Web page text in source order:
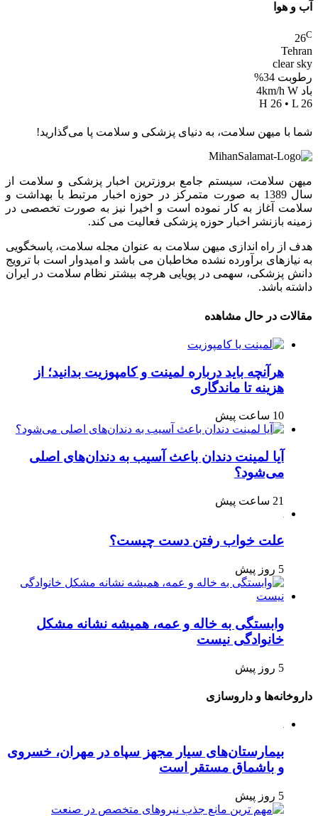
آب و هوا
26C
Tehran
clear sky
رطوبت 34%
باد 4km/h W
H 26 • L 26
شما با میهن سلامت، به دنیای پزشکی و سلامت پا می‌گذارید!
میهن سلامت، سیستم جامع بروزترین اخبار پزشکی و سلامت از
سال 1389 به صورت متمرکز در حوزه اخبار مرتبط با بهداشت و
سلامت آغاز به کار نموده است و اخیرا نیز به صورت تخصصی در
زمینه بازنشر اخبار حوزه پزشکی فعالیت می کند.
هدف از راه اندازی میهن سلامت به عنوان مجله سلامت، پاسخگویی
به نیازهای برآورده نشده مخاطبان می باشد و امیدوار است با ترویج
دانش پزشکی، سهمی در پویایی هرچه بیشتر نظام سلامت در ایران
داشته باشد.
مقالات در حال مشاهده
هرآنچه باید درباره لمینت و کامپوزیت بدانید؛ از
هزینه تا ماندگاری
10 ساعت پیش
آیا لمینت دندان باعث آسیب به دندان‌های اصلی
می‌شود؟
21 ساعت پیش
علت خواب رفتن دست چیست؟
5 روز پیش
وابستگی به خاله و عمه، همیشه نشانه مشکل
خانوادگی نیست
5 روز پیش
داروخانه‌ها و داروسازی
بیمارستان‌های سیار مجهز سپاه در مهران، خسروی
و باشماق مستقر است
5 روز پیش